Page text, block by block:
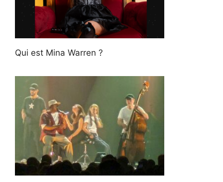
Qui est Mina Warren ?